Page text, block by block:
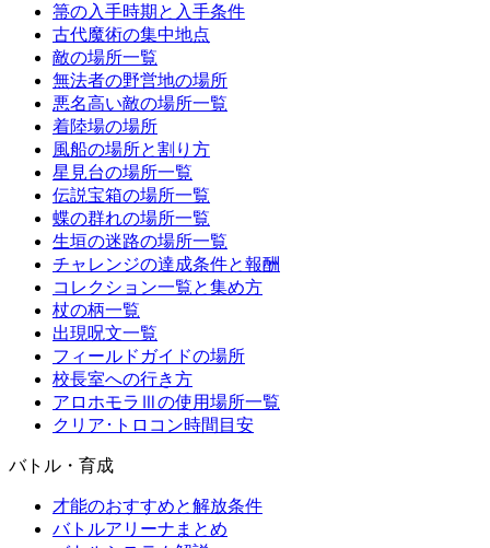
箒の入手時期と入手条件
古代魔術の集中地点
敵の場所一覧
無法者の野営地の場所
悪名高い敵の場所一覧
着陸場の場所
風船の場所と割り方
星見台の場所一覧
伝説宝箱の場所一覧
蝶の群れの場所一覧
生垣の迷路の場所一覧
チャレンジの達成条件と報酬
コレクション一覧と集め方
杖の柄一覧
出現呪文一覧
フィールドガイドの場所
校長室への行き方
アロホモラⅢの使用場所一覧
クリア･トロコン時間目安
バトル・育成
才能のおすすめと解放条件
バトルアリーナまとめ